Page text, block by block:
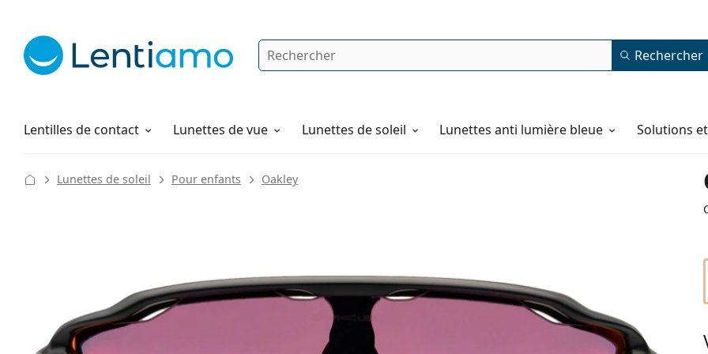
Rechercher Rechercher
Lentilles de contact
Solutions Lunettes de vue Lunettes de soleil Lunettes anti lumière bleue Solutions
Comment commander
Lunettes de soleil Pour enfants Oakley